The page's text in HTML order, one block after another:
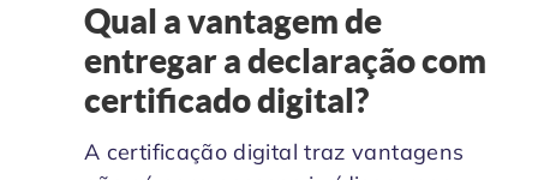
Qual a vantagem de
entregar a declaração com
certificado digital?
A certificação digital traz vantagens